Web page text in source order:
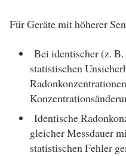
Für Geräte mit höherer
Bei identischer (z.
statistischen
Identische
gleicher Messdauer
statistischen Fehler